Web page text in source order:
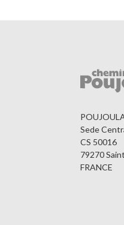
Sede
CS 50016
79270
FRANCE